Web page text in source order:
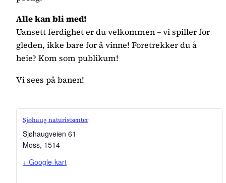
Alle kan bli med!
Uansett ferdighet er du velkommen – vi spiller for
gleden, ikke bare for å vinne! Foretrekker du å
heie? Kom som publikum!
Vi sees på banen!
Sjøhaug naturistsenter
Sjøhaugveien 61
Moss, 1514
+ Google-kart